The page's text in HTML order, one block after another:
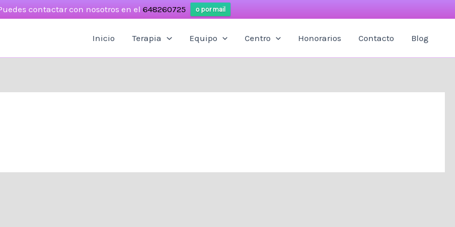
contactar con nosotros en el 648260725 o por mail
Inicio Terapia Equipo Centro Honorarios Contacto Blog